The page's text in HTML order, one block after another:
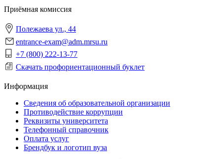
Приёмная комиссия
Полежаева ул., 44
entrance-exam@adm.mrsu.ru
+7 (800) 222-13-77
Скачать профориентационный буклет
Информация
Сведения об образовательной организации
Противодействие коррупции
Реквизиты университета
Телефонный справочник
Оплата услуг
Брендбук и логотип вуза